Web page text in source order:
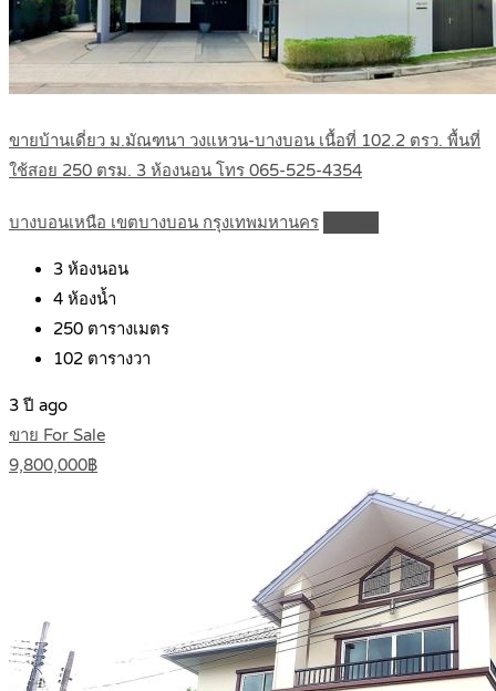
ขายบ้านเดี่ยว ม.มัณฑนา วงแหวน-บางบอน เนื้อที่ 102.2 ตรว. พื้นที่
ใช้สอย 250 ตรม. 3 ห้องนอน โทร 065-525-4354
บางบอนเหนือ เขตบางบอน กรุงเทพมหานคร
3 ห้องนอน
4 ห้องน้ำ
250 ตารางเมตร
102 ตารางวา
3 ปี ago
ขาย For Sale
9,800,000฿